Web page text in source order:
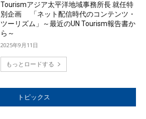
Tourismアジア太平洋地域事務所長 就任特
別企画 「ネット配信時代のコンテンツ・
ツーリズム」～最近のUN Tourism報告書か
ら～
2025年9月11日
もっとロードする
トピックス